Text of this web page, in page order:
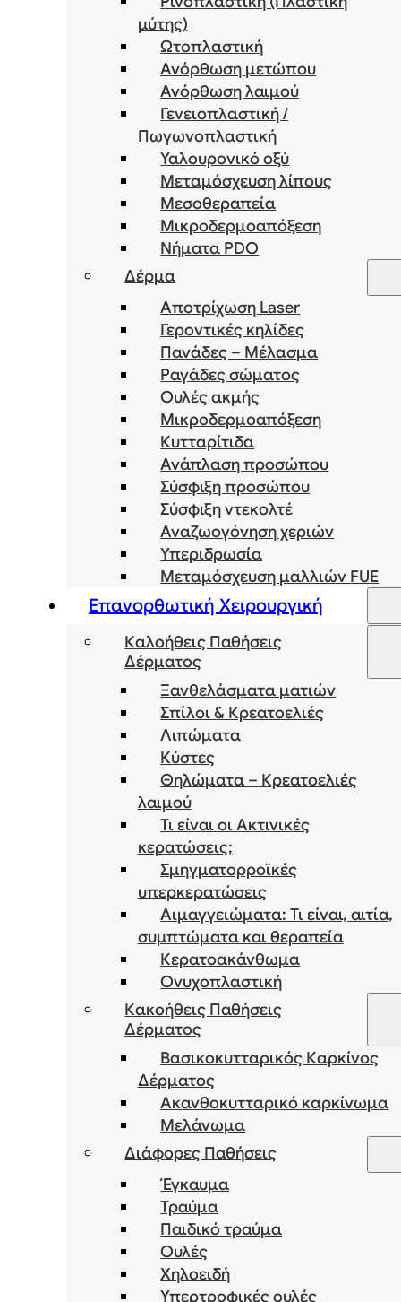
μύτης)
Ωτοπλαστική
Ανόρθωση μετώπου
Ανόρθωση λαιμού
Γενειοπλαστική /
Πωγωνοπλαστική
Υαλουρονικό οξύ
Μεταμόσχευση λίπους
Μεσοθεραπεία
Μικροδερμοαπόξεση
Νήματα PDO
Δέρμα
Αποτρίχωση Laser
Γεροντικές κηλίδες
Πανάδες – Μέλασμα
Ραγάδες σώματος
Ουλές ακμής
Μικροδερμοαπόξεση
Κυτταρίτιδα
Ανάπλαση προσώπου
Σύσφιξη προσώπου
Σύσφιξη ντεκολτέ
Αναζωογόνηση χεριών
Υπεριδρωσία
Μεταμόσχευση μαλλιών FUE
Επανορθωτική Χειρουργική
Καλοήθεις Παθήσεις
Δέρματος
Ξανθελάσματα ματιών
Σπίλοι & Κρεατοελιές
Λιπώματα
Κύστες
Θηλώματα – Κρεατοελιές
λαιμού
Τι είναι οι Ακτινικές
κερατώσεις;
Σμηγματορροϊκές
υπερκερατώσεις
Αιμαγγειώματα: Τι είναι, αιτία,
συμπτώματα και θεραπεία
Κερατοακάνθωμα
Ονυχοπλαστική
Κακοήθεις Παθήσεις
Δέρματος
Βασικοκυτταρικός Καρκίνος
Δέρματος
Ακανθοκυτταρικό καρκίνωμα
Μελάνωμα
Διάφορες Παθήσεις
Έγκαυμα
Τραύμα
Παιδικό τραύμα
Ουλές
Χηλοειδή
Υπερτροφικές ουλές